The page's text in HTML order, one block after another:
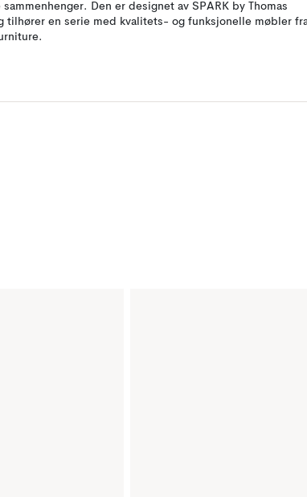
sammenhenger. Den er designet av SPARK by Thomas
tilhører en serie med kvalitets- og funksjonelle møbler